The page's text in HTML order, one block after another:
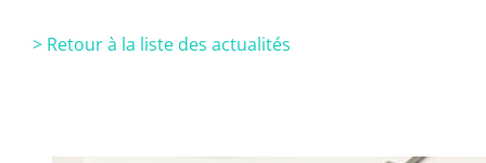
> Retour à la liste des actualités